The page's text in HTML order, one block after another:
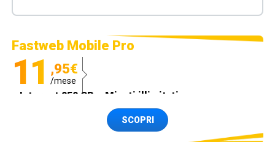
Fastweb Mobile Pro
11 ,95€
/mese
Internet 250 GB e Minuti illimitati
Spedizione SIM GRATISSCOPRI